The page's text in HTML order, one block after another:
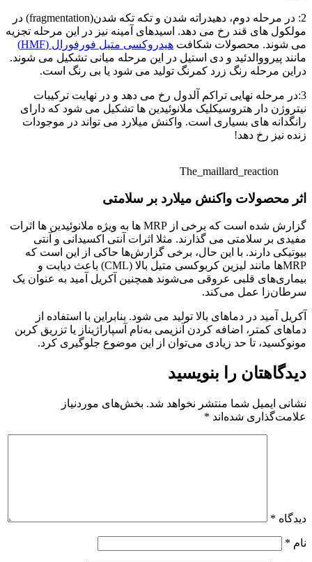
2: در مرحله دوم، دهیدراته شدن و تکه تکه شدن(fragmentation) در
مولکول های قند رخ می دهد. اسیدهای آمینه نیز در این مرحله تجزیه
می شوند. محصولات شکافت هیدروکسی متیل فورفورال (HMF)
مانند پیرووالدئید و دی استیل در این مرحله میانی تشکیل می شوند.
دراین مرحله رنگ زرد کمرنگ تولید می شود یا بی رنگ است.
3:در مرحله نهایی تراکم آلدول رخ می دهد و در نهایت ترکیبات
نیتروژن دار هتروسیکلیک ملانوئیدین ها تشکیل می شود که دارای
رانگدانه های بسیاری است. واکنش میلارد می تواند در موجودات
زنده نیز رخ دهد!
The_maillard_reaction
اثر محصولات واکنش میلارد بر سلامتی
گزارش شده است که برخی از MRP ها به ویژه ملانوئیدین ها اثرات
مفیدی بر سلامتی می گذارند. مثلا اثرات آنتی اکسیدانی و آنتی
بیوتیکی دارند. با این حال، برخی گزارش‌ها حاکی از این است که
MRP‌ها مانند لیزین کربوکسی متیل بالا (CML) باعث دیابت و
بیماری‌های قلبی عروقی می‌شوند همچنین آکریل آمید به عنوان یک
سرطان‌زا عمل می‌کند.
آکریل آمید در دماهای بالا تولید می شود. بنابراین با استفاده از
دماهای کمتر، اضافه کردن آنزیمی به‌نام آسپاراژیناز یا تزریق کربن
مونوکسید، تا حد زیادی می‌توان از این موضوع جلوگیری کرد.
دیدگاهتان را بنویسید
نشانی ایمیل شما منتشر نخواهد شد. بخش‌های موردنیاز
علامت‌گذاری شده‌اند *
دیدگاه *
نام *